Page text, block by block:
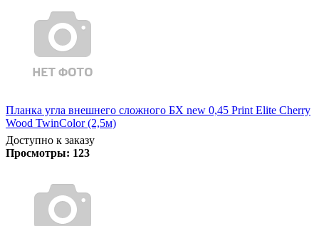
Планка угла внешнего сложного БХ new 0,45 Print Elite Cherry
Wood TwinColor (2,5м)
Доступно к заказу
Просмотры: 123